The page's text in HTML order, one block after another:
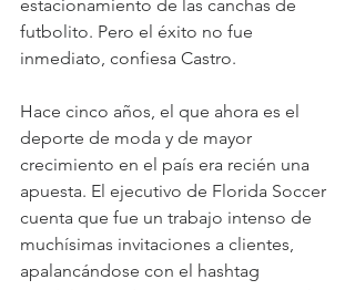
estacionamiento de las canchas de
futbolito. Pero el éxito no fue
inmediato, confiesa Castro.
Hace cinco años, el que ahora es el
deporte de moda y de mayor
crecimiento en el país era recién una
apuesta. El ejecutivo de Florida Soccer
cuenta que fue un trabajo intenso de
muchísimas invitaciones a clientes,
apalancándose con el hashtag